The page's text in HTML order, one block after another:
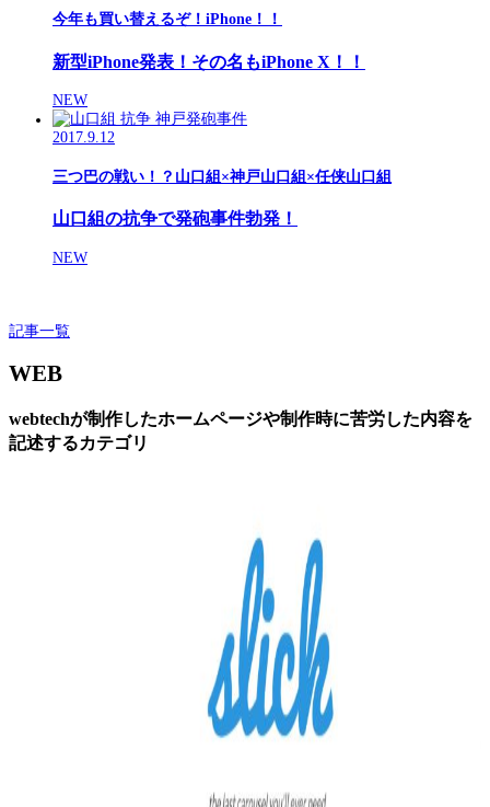
今年も買い替えるぞ！iPhone！！
新型iPhone発表！その名もiPhone X！！
NEW
2017.9.12
三つ巴の戦い！？山口組×神戸山口組×任侠山口組
山口組の抗争で発砲事件勃発！
NEW
記事一覧
WEB
webtechが制作したホームページや制作時に苦労した内容を
記述するカテゴリ